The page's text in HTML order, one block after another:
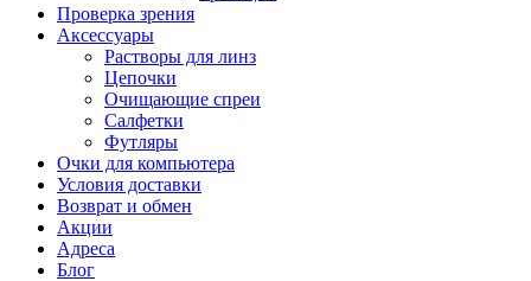
Проверка зрения
Аксессуары
Растворы для линз
Цепочки
Очищающие спреи
Салфетки
Футляры
Очки для компьютера
Условия доставки
Возврат и обмен
Акции
Адреса
Блог